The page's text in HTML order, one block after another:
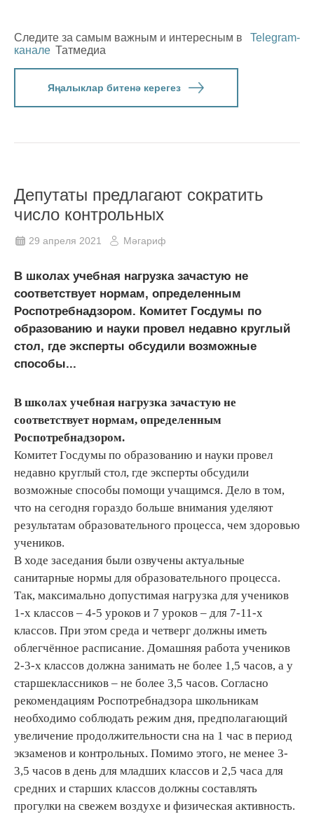
Следите за самым важным и интересным в
Telegram-
канале Татмедиа
Яңалыклар битенә керегез
Депутаты предлагают сократить
число контрольных
29 апреля 2021 Мәгариф
В школах учебная нагрузка зачастую не
соответствует нормам, определенным
Роспотребнадзором. Комитет Госдумы по
образованию и науки провел недавно круглый
стол, где эксперты обсудили возможные
способы...
В школах учебная нагрузка зачастую не
соответствует нормам, определенным
Роспотребнадзором.
Комитет Госдумы по образованию и науки провел
недавно круглый стол, где эксперты обсудили
возможные способы помощи учащимся. Дело в том,
что на сегодня гораздо больше внимания уделяют
результатам образовательного процесса, чем здоровью
учеников.
В ходе заседания были озвучены актуальные
санитарные нормы для образовательного процесса.
Так, максимально допустимая нагрузка для учеников
1-х классов – 4-5 уроков и 7 уроков – для 7-11-х
классов. При этом среда и четверг должны иметь
облегчённое расписание. Домашняя работа учеников
2-3-х классов должна занимать не более 1,5 часов, а у
старшеклассников – не более 3,5 часов. Согласно
рекомендациям Роспотребнадзора школьникам
необходимо соблюдать режим дня, предполагающий
увеличение продолжительности сна на 1 час в период
экзаменов и контрольных. Помимо этого, не менее 3-
3,5 часов в день для младших классов и 2,5 часа для
средних и старших классов должны составлять
прогулки на свежем воздухе и физическая активность.